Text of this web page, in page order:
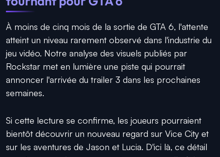
À moins de cinq mois de la sortie de GTA 6, l'attente
atteint un niveau rarement observé dans l'industrie du
jeu vidéo. Notre analyse des visuels publiés par
Rockstar met en lumière une piste qui pourrait
annoncer l'arrivée du trailer 3 dans les prochaines
semaines.
Si cette lecture se confirme, les joueurs pourraient
bientôt découvrir un nouveau regard sur Vice City et
sur les aventures de Jason et Lucia. D'ici là, ce détail